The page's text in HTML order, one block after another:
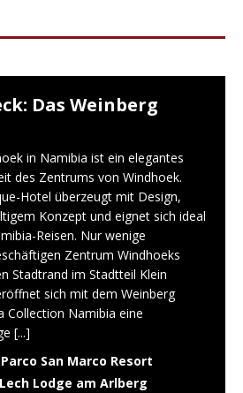
Das Weinberg
in Namibia ist ein elegantes
des Zentrums von Windhoek.
Hotel überzeugt mit Design,
Konzept und eignet sich ideal
Reisen. Nur wenige
Zentrum Windhoeks
Stadtrand im Stadtteil Klein
sich mit dem Weinberg
Collection Namibia eine
[...]
San Marco Resort
Lodge am Arlberg